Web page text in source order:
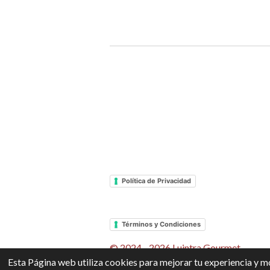
Esta Página web utiliza cookies para mejorar tu experiencia y
Política de Privacidad
Términos y Condiciones
© 2024 - 2026 Luintra Gourmet